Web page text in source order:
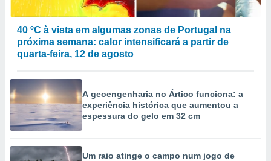
40 ºC à vista em algumas zonas de Portugal na
próxima semana: calor intensificará a partir de
quarta-feira, 12 de agosto
A geoengenharia no Ártico funciona: a
experiência histórica que aumentou a
espessura do gelo em 32 cm
Um raio atinge o campo num jogo de